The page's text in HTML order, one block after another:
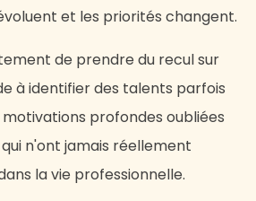
et les priorités changent.
de prendre du recul sur
à identifier des talents parfois
profondes oubliées
n'ont jamais réellement
la vie professionnelle.